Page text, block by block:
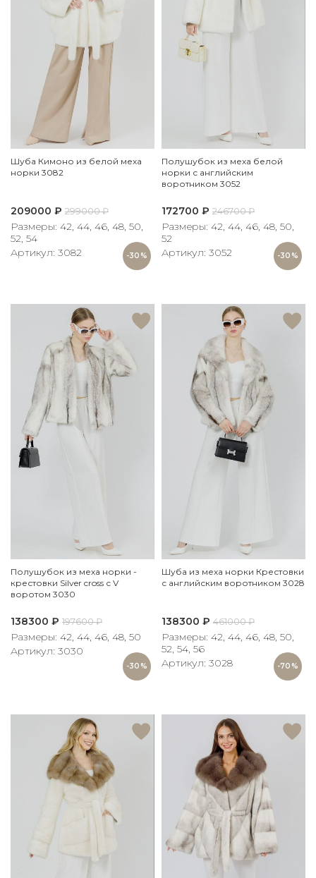
-30%
Шуба Кимоно из белой меха
норки 3082
209000 ₽ 299000₽
Размеры: 42, 44, 46, 48, 50,
52, 54
Артикул: 3082
-30%
Полушубок из меха белой
норки с английским
воротником 3052
172700 ₽ 246700₽
Размеры: 42, 44, 46, 48, 50,
52
Артикул: 3052
-30%
Полушубок из меха норки -
крестовки Silver cross с V
воротом 3030
138300 ₽ 197600₽
Размеры: 42, 44, 46, 48, 50
Артикул: 3030
-70%
Шуба из меха норки Крестовки
с английским воротником 3028
138300 ₽ 461000₽
Размеры: 42, 44, 46, 48, 50,
52, 54, 56
Артикул: 3028